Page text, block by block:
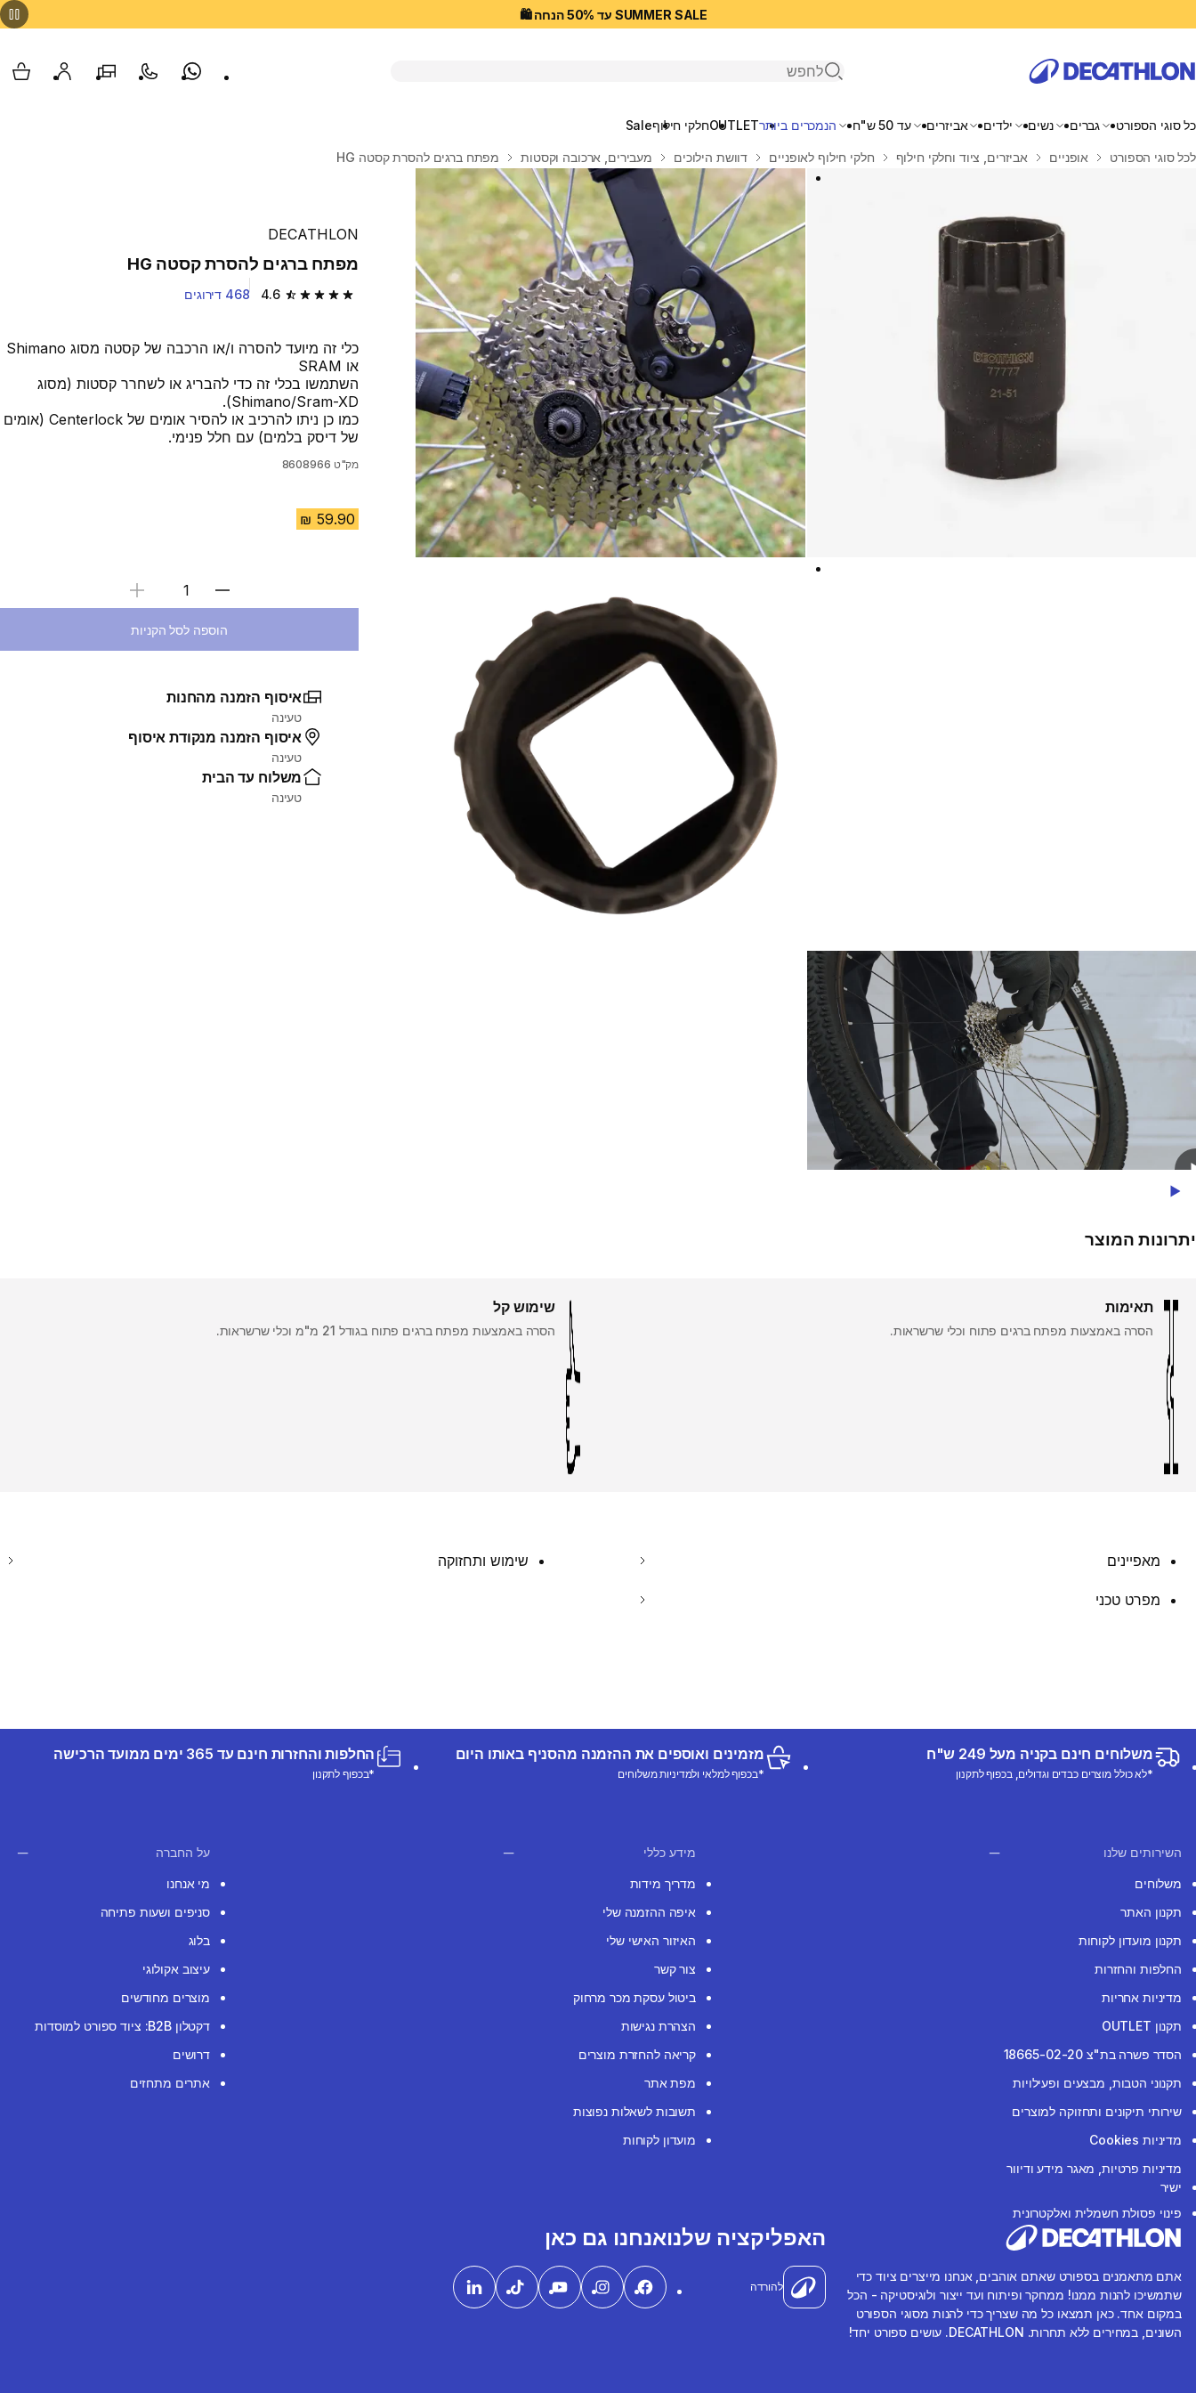
SUMMER SALE עד 50% הנחה 🛍️
פתיחת חיפוש
Whatsappצור קשרהסניפים שלנוהחשבון שלי
כל סוגי הספורט גברים נשים ילדים אביזרים עד 50 ש"ח הנמכרים ביותרOUTLETחלקי חילוףSale
בית
לכל סוגי הספורט אופניים אביזרים, ציוד וחלקי חילוף חלקי חילוף לאופניים דוושת הילוכים מעבירים, ארכובה וקסטות מפתח ברגים להסרת קסטה HG
Play Video
DECATHLON
מפתח ברגים להסרת קסטה HG
4.6 4.6 out of 5 stars from 468 reviews 468 דירוגים
כלי זה מיועד להסרה ו/או הרכבה של קסטה מסוג Shimano
או SRAM
השתמשו בכלי זה כדי להבריג או לשחרר קסטות (מסוג
Shimano/Sram-XD).
כמו כן ניתו להרכיב או להסיר אומים של Centerlock (אומים
של דיסק בלמים) עם חלל פנימי.
מק"ט 8608966
בחירת כמות
הוספה לסל הקניות
איסוף הזמנה מהחנות
טעינה
איסוף הזמנה מנקודת איסוף
טעינה
משלוח עד הבית
טעינה
יתרונות המוצר
תאימות
הסרה באמצעות מפתח ברגים פתוח וכלי שרשראות.
שימוש קל
הסרה באמצעות מפתח ברגים פתוח בגודל 21 מ"מ וכלי שרשראות.
מאפיינים שימוש ותחזוקה
מפרט טכני
משלוחים חינם בקניה מעל 249 ש"ח
*לא כולל מוצרים כבדים וגדולים, בכפוף לתקנון
מזמינים ואוספים את ההזמנה מהסניף באותו היום
*בכפוף למלאי ולמדיניות משלוחים
החלפות והחזרות חינם עד 365 ימים ממועד הרכישה
*בכפוף לתקנון
השירותים שלנו
משלוחים
תקנון האתר
תקנון מועדון לקוחות
החלפות והחזרות
מדיניות אחריות
תקנון OUTLET
הסדר פשרה בת"צ 18665-02-20
תקנוני הטבות, מבצעים ופעילויות
שירותי תיקונים ותחזוקה למוצרים
מדיניות Cookies
מדיניות פרטיות, מאגר מידע ודיוור
ישיר
פינוי פסולת חשמלית ואלקטרונית
מידע כללי
מדריך מידות
איפה ההזמנה שלי
האיזור האישי שלי
צור קשר
ביטול עסקת מכר מרחוק
הצהרת נגישות
קריאה להחזרת מוצרים
מפת אתר
תשובות לשאלות נפוצות
מועדון לקוחות
על החברה
מי אנחנו
סניפים ושעות פתיחה
בלוג
עיצוב אקולוגי
מוצרים מחודשים
דקטלון B2B: ציוד ספורט למוסדות
דרושים
אתרים מתחזים
אתם מתאמנים בספורט שאתם אוהבים, אנחנו מייצרים ציוד כדי
שתמשיכו להנות ממנו! ממחקר ופיתוח ועד ייצור ולוגיסטיקה - הכל
במקום אחד. כאן תמצאו כל מה שצריך כדי להנות מסוגי הספורט
השונים, במחירים ללא תחרות. DECATHLON. עושים ספורט יחד!
האפליקציה שלנו
להורדה
אנחנו גם כאן